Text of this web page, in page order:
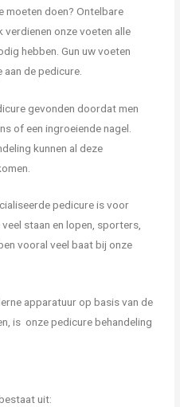
moeten doen? Ontelbare
verdienen onze voeten alle
hebben. Gun uw voeten
de pedicure.
gevonden doordat men
of een ingroeiende nagel.
kunnen al deze
pedicure is voor
staan en lopen, sporters,
vooral veel baat bij onze
apparatuur op basis van de
is onze pedicure behandeling
uit: